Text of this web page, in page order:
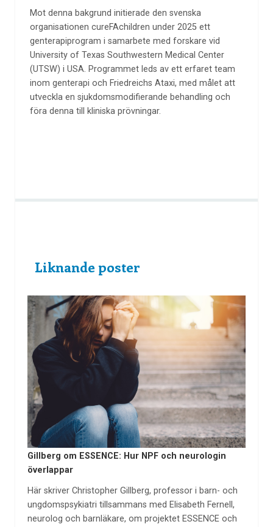
Mot denna bakgrund initierade den svenska
organisationen cureFAchildren under 2025 ett
genterapiprogram i samarbete med forskare vid
University of Texas Southwestern Medical Center
(UTSW) i USA. Programmet leds av ett erfaret team
inom genterapi och Friedreichs Ataxi, med målet att
utveckla en sjukdomsmodifierande behandling och
föra denna till kliniska prövningar.
Liknande poster
Gillberg om ESSENCE: Hur NPF och neurologin
överlappar
Här skriver Christopher Gillberg, professor i barn- och
ungdomspsykiatri tillsammans med Elisabeth Fernell,
neurolog och barnläkare, om projektet ESSENCE och